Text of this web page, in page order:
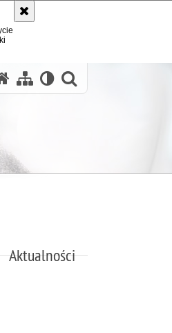
Aktualności